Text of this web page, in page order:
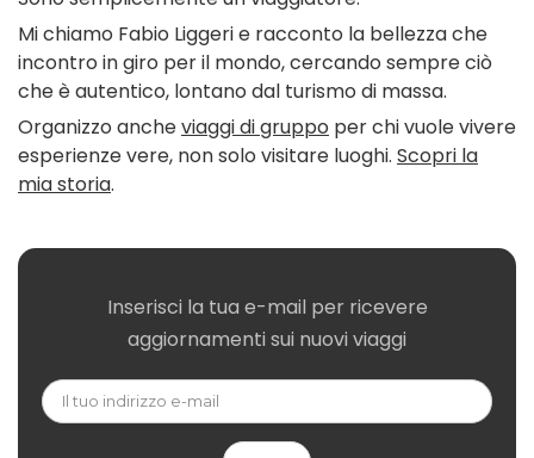
Mi chiamo Fabio Liggeri e racconto la bellezza che
incontro in giro per il mondo, cercando sempre ciò
che è autentico, lontano dal turismo di massa.
Organizzo ancheviaggi di gruppo per chi vuole vivere
esperienze vere, non solo visitare luoghi. Scopri la
mia storia.
Inserisci la tua e-mail per ricevere
aggiornamenti sui nuovi viaggi